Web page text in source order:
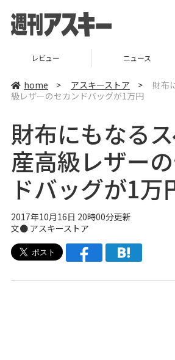
home > アスキーストア >
財布
級レザーのセカンドバッグが1万円
財布にもなる
産高級レザー
ドバッグが1万
2017年10月16日 20時00分更新
文● アスキーストア